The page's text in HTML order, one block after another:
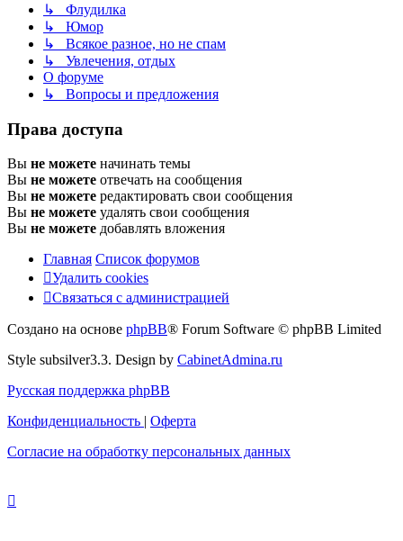
↳ Флудилка
↳ Юмор
↳ Всякое разное, но не спам
↳ Увлечения, отдых
О форуме
↳ Вопросы и предложения
Права доступа
Вы не можете начинать темы
Вы не можете отвечать на сообщения
Вы не можете редактировать свои сообщения
Вы не можете удалять свои сообщения
Вы не можете добавлять вложения
Главная Список форумов
Удалить cookies
Связаться
администрацией
Связаться с администрацией
Создано на основе phpBB® Forum Software © phpBB Limited
Style subsilver3.3. Design by CabinetAdmina.ru
Русская поддержка phpBB
Конфиденциальность | Оферта
Согласие на обработку персональных данных